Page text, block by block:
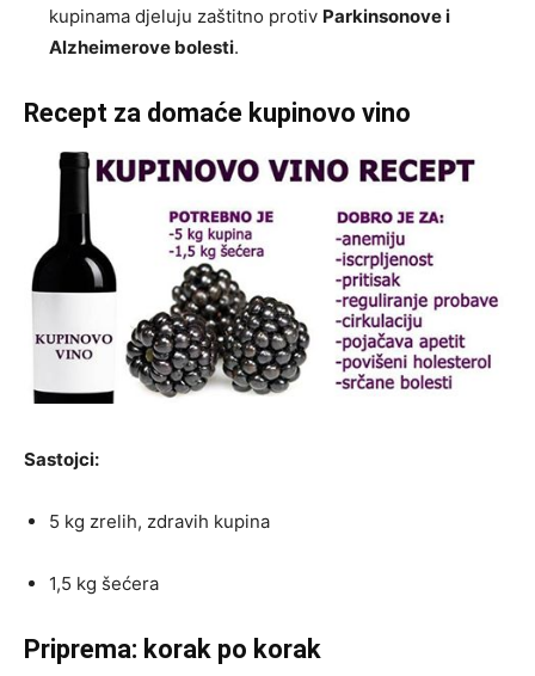
kupinama djeluju zaštitno protiv Parkinsonove i
Alzheimerove bolesti.
Recept za domaće kupinovo vino
Sastojci:
5 kg zrelih, zdravih kupina
1,5 kg šećera
Priprema: korak po korak